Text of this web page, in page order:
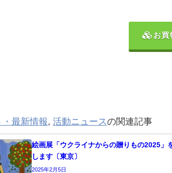
お買
・最新情報,活動ニュースの関連記事
絵画展「ウクライナからの贈りもの2025」
します〔東京〕
2025年2月5日